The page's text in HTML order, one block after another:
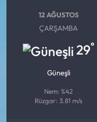
12 AĞUSTOS
ÇARŞAMBA
29°
Güneşli
Nem: %42
Rüzgar: 3.81 m/s